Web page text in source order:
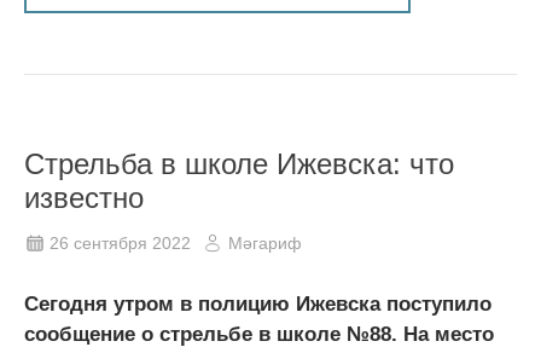
Стрельба в школе Ижевска: что
известно
26 сентября 2022 Мәгариф
Сегодня утром в полицию Ижевска поступило
сообщение о стрельбе в школе №88. На место